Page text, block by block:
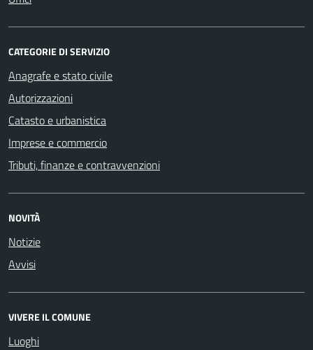
CATEGORIE DI SERVIZIO
Anagrafe e stato civile
Autorizzazioni
Catasto e urbanistica
Imprese e commercio
Tributi, finanze e contravvenzioni
NOVITÀ
Notizie
Avvisi
VIVERE IL COMUNE
Luoghi